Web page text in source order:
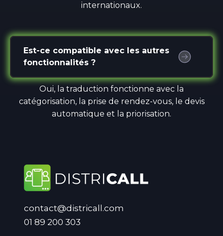
internationaux.
Est-ce compatible avec les autres
fonctionnalités ?
Oui, la traduction fonctionne avec la
catégorisation, la prise de rendez-vous, le devis
automatique et la priorisation.
contact@districall.com
01 89 200 303